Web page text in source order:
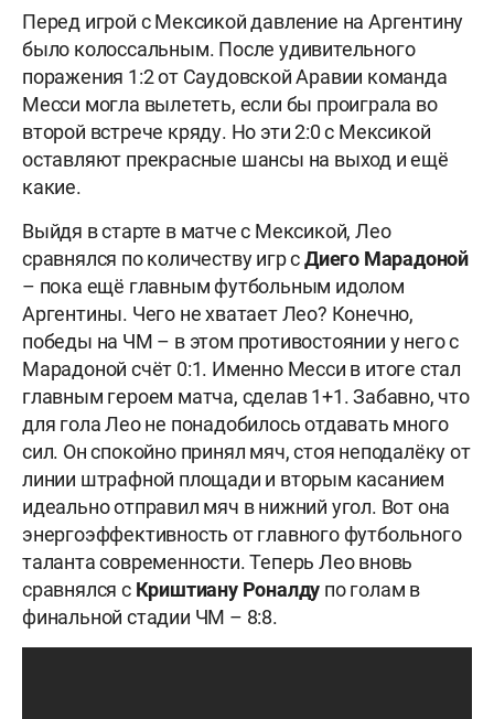
Перед игрой с Мексикой давление на Аргентину
было колоссальным. После удивительного
поражения 1:2 от Саудовской Аравии команда
Месси могла вылететь, если бы проиграла во
второй встрече кряду. Но эти 2:0 с Мексикой
оставляют прекрасные шансы на выход и ещё
какие.
Выйдя в старте в матче с Мексикой, Лео
сравнялся по количеству игр сДиего Марадоной
– пока ещё главным футбольным идолом
Аргентины. Чего не хватает Лео? Конечно,
победы на ЧМ – в этом противостоянии у него с
Марадоной счёт 0:1. Именно Месси в итоге стал
главным героем матча, сделав 1+1. Забавно, что
для гола Лео не понадобилось отдавать много
сил. Он спокойно принял мяч, стоя неподалёку от
линии штрафной площади и вторым касанием
идеально отправил мяч в нижний угол. Вот она
энергоэффективность от главного футбольного
таланта современности. Теперь Лео вновь
сравнялся с Криштиану Роналду по голам в
финальной стадии ЧМ – 8:8.